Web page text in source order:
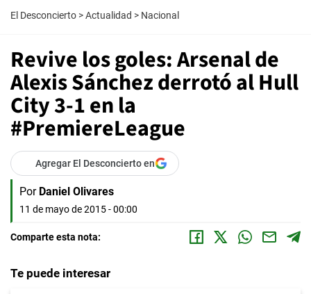
El Desconcierto >Actualidad > Nacional
Revive los goles: Arsenal de
Alexis Sánchez derrotó al Hull
City 3-1 en la
#PremiereLeague
Agregar El Desconcierto en
Por Daniel Olivares
11 de mayo de 2015 - 00:00
Comparte esta nota:
Te puede interesar